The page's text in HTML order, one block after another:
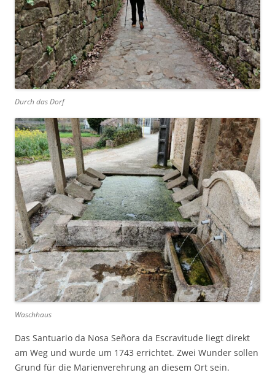
Durch das Dorf
Waschhaus
Das Santuario da Nosa Señora da Escravitude liegt direkt
am Weg und wurde um 1743 errichtet. Zwei Wunder sollen
Grund für die Marienverehrung an diesem Ort sein.